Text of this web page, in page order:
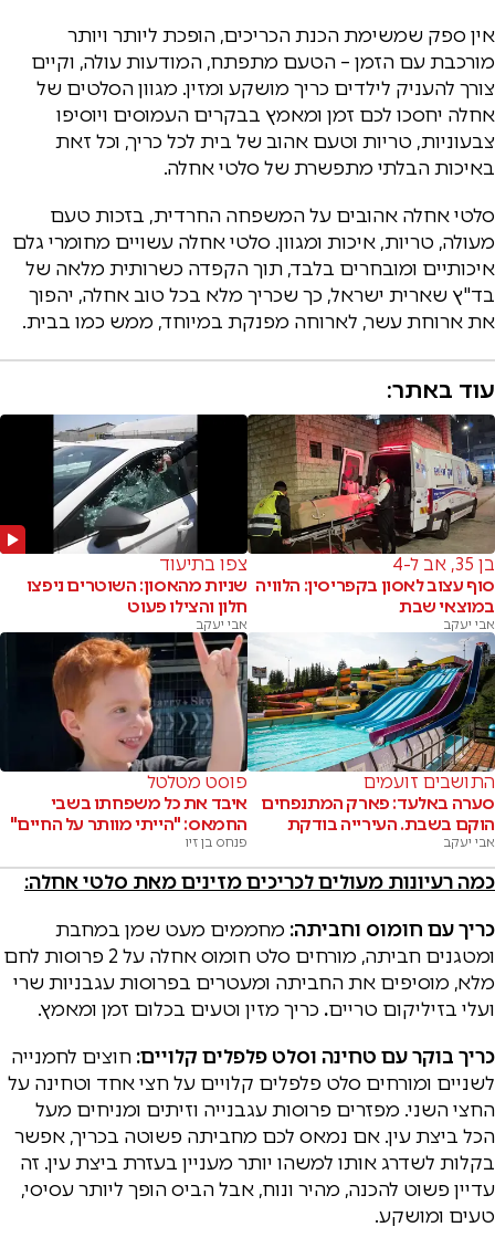
אין ספק שמשימת הכנת הכריכים, הופכת ליותר ויותר
מורכבת עם הזמן – הטעם מתפתח, המודעות עולה, וקיים
צורך להעניק לילדים כריך מושקע ומזין. מגוון הסלטים של
אחלה יחסכו לכם זמן ומאמץ בבקרים העמוסים ויוסיפו
צבעוניות, טריות וטעם אהוב של בית לכל כריך, וכל זאת
באיכות הבלתי מתפשרת של סלטי אחלה.
סלטי אחלה אהובים על המשפחה החרדית, בזכות טעם
מעולה, טריות, איכות ומגוון. סלטי אחלה עשויים מחומרי גלם
איכותיים ומובחרים בלבד, תוך הקפדה כשרותית מלאה של
בד"ץ שארית ישראל, כך שכריך מלא בכל טוב אחלה, יהפוך
את ארוחת עשר, לארוחה מפנקת במיוחד, ממש כמו בבית.
עוד באתר:
בן 35, אב ל-4
סוף עצוב לאסון בקפריסין: הלוויה
במוצאי שבת
אבי יעקב
צפו בתיעוד
שניות מהאסון: השוטרים ניפצו
חלון והצילו פעוט
אבי יעקב
התושבים זועמים
סערה באלעד: פארק המתנפחים
הוקם בשבת. העירייה בודקת
אבי יעקב
פוסט מטלטל
איבד את כל משפחתו בשבי
החמאס: "הייתי מוותר על החיים"
פנחס בן זיו
כמה רעיונות מעולים לכריכים מזינים מאת סלטי אחלה:
כריך עם חומוס וחביתה: מחממים מעט שמן במחבת
ומטגנים חביתה, מורחים סלט חומוס אחלה על 2 פרוסות לחם
מלא, מוסיפים את החביתה ומעטרים בפרוסות עגבניות שרי
ועלי בזיליקום טריים. כריך מזין וטעים בכלום זמן ומאמץ.
כריך בוקר עם טחינה וסלט פלפלים קלויים: חוצים לחמנייה
לשניים ומורחים סלט פלפלים קלויים על חצי אחד וטחינה על
החצי השני. מפזרים פרוסות עגבנייה וזיתים ומניחים מעל
הכל ביצת עין. אם נמאס לכם מחביתה פשוטה בכריך, אפשר
בקלות לשדרג אותו למשהו יותר מעניין בעזרת ביצת עין. זה
עדיין פשוט להכנה, מהיר ונוח, אבל הביס הופך ליותר עסיסי,
טעים ומושקע.